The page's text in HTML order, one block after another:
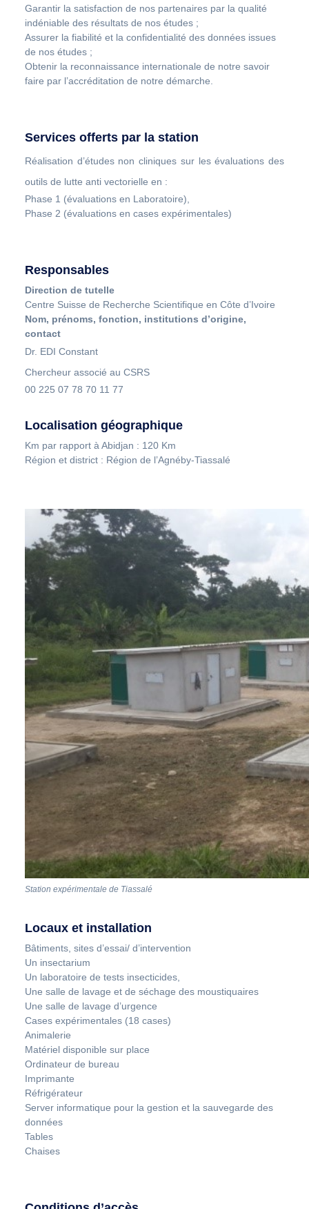
Garantir la satisfaction de nos partenaires par la qualité
indéniable des résultats de nos études ;
Assurer la fiabilité et la confidentialité des données issues
de nos études ;
Obtenir la reconnaissance internationale de notre savoir
faire par l’accréditation de notre démarche.
Services offerts par la station
Réalisation d’études non cliniques sur les évaluations des
outils de lutte anti vectorielle en :
Phase 1 (évaluations en Laboratoire),
Phase 2 (évaluations en cases expérimentales)
Responsables
Direction de tutelle
Centre Suisse de Recherche Scientifique en Côte d’Ivoire
Nom, prénoms, fonction, institutions d’origine,
contact
Dr. EDI Constant
Chercheur associé au CSRS
00 225 07 78 70 11 77
Localisation géographique
Km par rapport à Abidjan : 120 Km
Région et district : Région de l’Agnéby-Tiassalé
Station expérimentale de Tiassalé
Locaux et installation
Bâtiments, sites d’essai/ d’intervention
Un insectarium
Un laboratoire de tests insecticides,
Une salle de lavage et de séchage des moustiquaires
Une salle de lavage d’urgence
Cases expérimentales (18 cases)
Animalerie
Matériel disponible sur place
Ordinateur de bureau
Imprimante
Réfrigérateur
Server informatique pour la gestion et la sauvegarde des
données
Tables
Chaises